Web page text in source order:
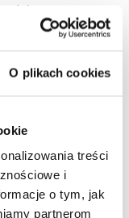
O plikach cookies
treści
i
o tym, jak
partnerom
doktora